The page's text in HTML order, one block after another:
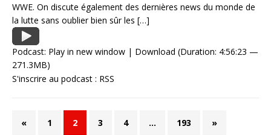
WWE. On discute également des dernières news du monde de
la lutte sans oublier bien sûr les […]
Podcast: Play in new window | Download (Duration: 4:56:23 —
271.3MB)
S'inscrire au podcast : RSS
« 1 2 3 4 … 193 »